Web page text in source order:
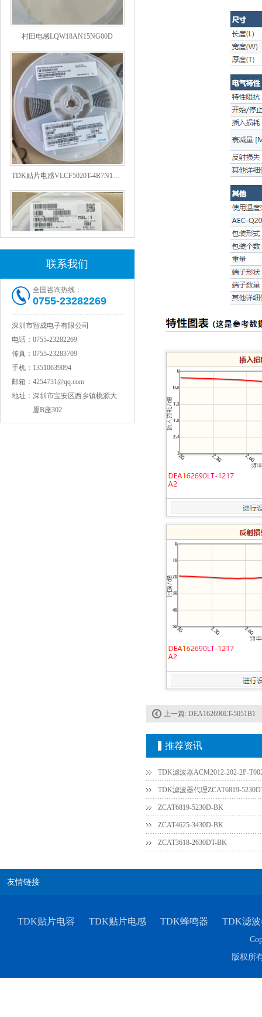
村田电感LQW18AN15NG00D
TDK贴片电感VLCF5020T-4R7N1R7-1
村田电感LQW15AN47NG80D
联系我们
全国咨询热线：
0755-23282269
深圳市智成电子有限公司
电话： 0755-23282269
传真： 0755-23283709
手机： 13510639094
邮箱： 4254731@qq.com
地址： 深圳市宝安区西乡镇桃源大
厦B座302
上一篇: DEA162690LT-5051B1
推荐资讯
TDK滤波器ACM2012-202-2P-
TDK滤波器代理ZCAT6819-
ZCAT6819-5230D-BK
ZCAT4625-3430D-BK
ZCAT3618-2630DT-BK
友情链接
TDK贴片电容 TDK贴片电感 TDK蜂鸣器 TDK滤
版权所